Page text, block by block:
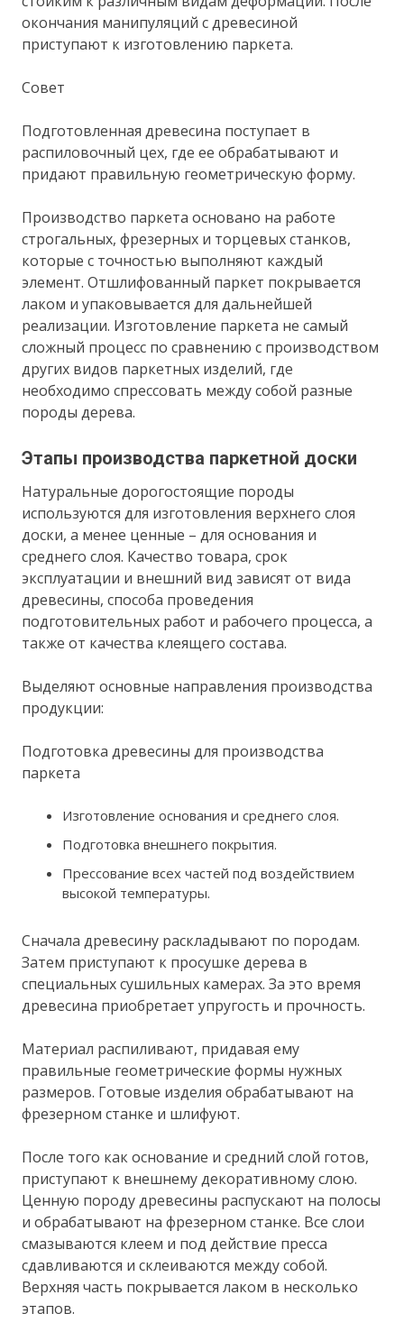
окончания манипуляций с древесиной
приступают к изготовлению паркета.
Совет
Подготовленная древесина поступает в
распиловочный цех, где ее обрабатывают и
придают правильную геометрическую форму.
Производство паркета основано на работе
строгальных, фрезерных и торцевых станков,
которые с точностью выполняют каждый
элемент. Отшлифованный паркет покрывается
лаком и упаковывается для дальнейшей
реализации. Изготовление паркета не самый
сложный процесс по сравнению с производством
других видов паркетных изделий, где
необходимо спрессовать между собой разные
породы дерева.
Этапы производства паркетной доски
Натуральные дорогостоящие породы
используются для изготовления верхнего слоя
доски, а менее ценные – для основания и
среднего слоя. Качество товара, срок
эксплуатации и внешний вид зависят от вида
древесины, способа проведения
подготовительных работ и рабочего процесса, а
также от качества клеящего состава.
Выделяют основные направления производства
продукции:
Подготовка древесины для производства
паркета
Изготовление основания и среднего слоя.
Подготовка внешнего покрытия.
Прессование всех частей под воздействием
высокой температуры.
Сначала древесину раскладывают по породам.
Затем приступают к просушке дерева в
специальных сушильных камерах. За это время
древесина приобретает упругость и прочность.
Материал распиливают, придавая ему
правильные геометрические формы нужных
размеров. Готовые изделия обрабатывают на
фрезерном станке и шлифуют.
После того как основание и средний слой готов,
приступают к внешнему декоративному слою.
Ценную породу древесины распускают на полосы
и обрабатывают на фрезерном станке. Все слои
смазываются клеем и под действие пресса
сдавливаются и склеиваются между собой.
Верхняя часть покрывается лаком в несколько
этапов.